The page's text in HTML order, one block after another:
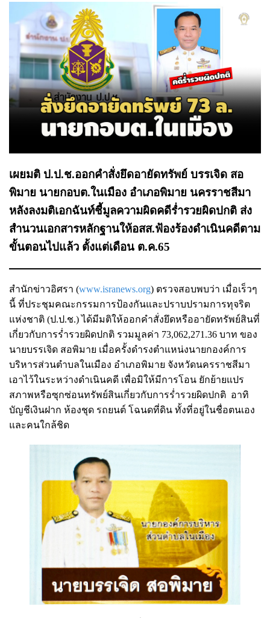
เผยมติ ป.ป.ช.ออกคำสั่งยึดอายัดทรัพย์ บรรเจิด สอ
พิมาย นายกอบต.ในเมือง อำเภอพิมาย นครราชสีมา
หลังลงมติเอกฉันท์ชี้มูลความผิดคดีร่ำรวยผิดปกติ ส่ง
สำนวนเอกสารหลักฐานให้อสส.ฟ้องร้องดำเนินคดีตาม
ขั้นตอนไปแล้ว ตั้งแต่เดือน ต.ค.65
สำนักข่าวอิศรา (www.isranews.org) ตรวจสอบพบว่า เมื่อเร็วๆ
นี้ ที่ประชุมคณะกรรมการป้องกันและปราบปรามการทุจริต
แห่งชาติ (ป.ป.ช.) ได้มีมติให้ออกคำสั่งยึดหรืออายัดทรัพย์สินที่
เกี่ยวกับการร่ำรวยผิดปกติ รวมมูลค่า 73,062,271.36 บาท ของ
นายบรรเจิด สอพิมาย เมื่อครั้งดำรงตำแหน่งนายกองค์การ
บริหารส่วนตำบลในเมือง อำเภอพิมาย จังหวัดนครราชสีมา
เอาไว้ในระหว่างดำเนินคดี เพื่อมิให้มีการโอน ยักย้ายแปร
สภาพหรือซุกซ่อนทรัพย์สินเกี่ยวกับการร่ำรวยผิดปกติ อาทิ
บัญชีเงินฝาก ห้องชุด รถยนต์ โฉนดที่ดิน ทั้งที่อยู่ในชื่อตนเอง
และคนใกล้ชิด